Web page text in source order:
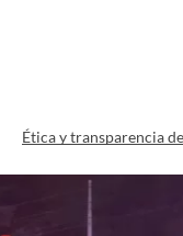
Ética y transparencia